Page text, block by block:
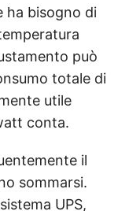
ha bisogno di
può
totale di
utile
conta.
il
sommarsi.
UPS,